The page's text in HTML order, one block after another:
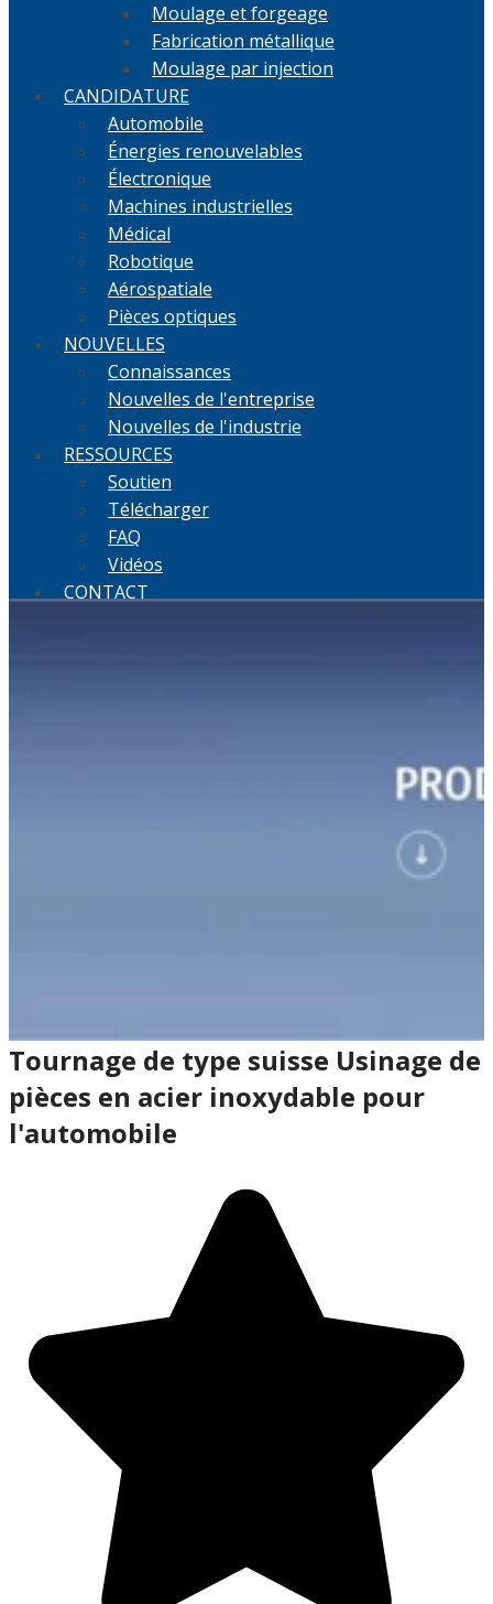
Moulage et forgeage
Fabrication métallique
Moulage par injection
CANDIDATURE
Automobile
Énergies renouvelables
Électronique
Machines industrielles
Médical
Robotique
Aérospatiale
Pièces optiques
NOUVELLES
Connaissances
Nouvelles de l'entreprise
Nouvelles de l'industrie
RESSOURCES
Soutien
Télécharger
FAQ
Vidéos
CONTACT
Tournage de type suisse Usinage de
pièces en acier inoxydable pour
l'automobile